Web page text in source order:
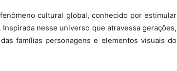
cultural global, conhecido por estimular
nesse universo que atravessa gerações,
famílias personagens e elementos visuais do